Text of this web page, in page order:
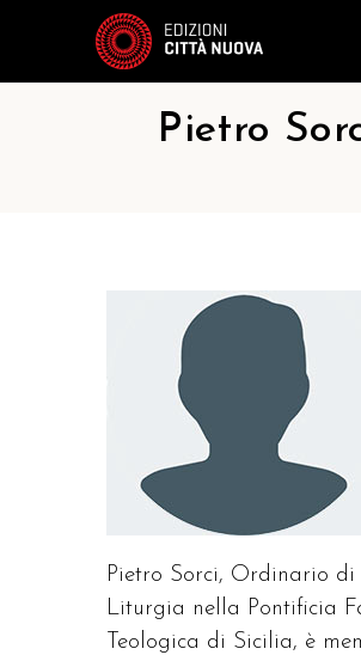
Pietro
Pietro Sorci, Ordinario di
Liturgia nella Pontificia
Teologica di Sicilia, è